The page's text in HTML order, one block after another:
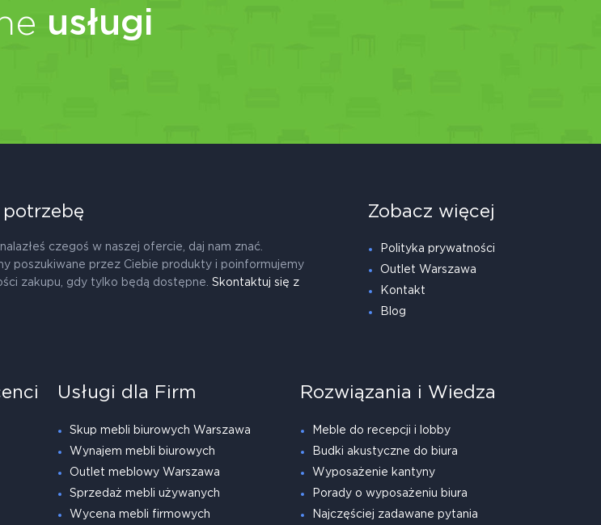
usługi
potrzebę
czegoś w naszej ofercie, daj nam znać.
poszukiwane przez Ciebie produkty i poinformujemy
zakupu, gdy tylko będą dostępne. Skontaktuj się z
Zobacz więcej
Polityka prywatności
Outlet Warszawa
Kontakt
Blog
Usługi dla Firm
Skup mebli biurowych Warszawa
Wynajem mebli biurowych
Outlet meblowy Warszawa
Sprzedaż mebli używanych
Wycena mebli firmowych
Rozwiązania i Wiedza
Meble do recepcji i lobby
Budki akustyczne do biura
Wyposażenie kantyny
Porady o wyposażeniu biura
Najczęściej zadawane pytania